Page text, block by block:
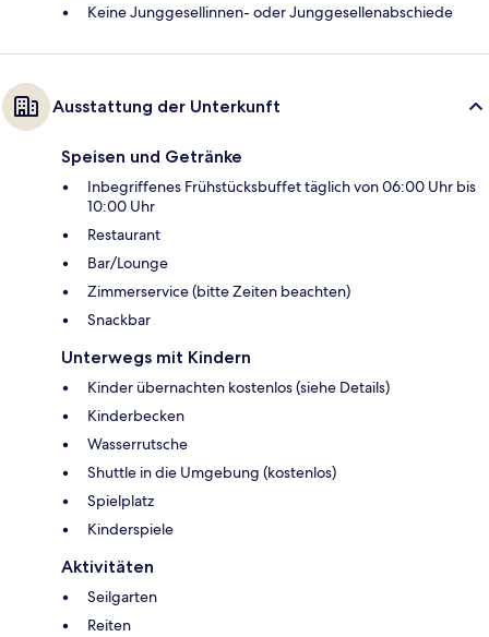
Keine Junggesellinnen- oder Junggesellenabschiede
Ausstattung der Unterkunft
Speisen und Getränke
Inbegriffenes Frühstücksbuffet täglich von 06:00 Uhr bis
10:00 Uhr
Restaurant
Bar/Lounge
Zimmerservice (bitte Zeiten beachten)
Snackbar
Unterwegs mit Kindern
Kinder übernachten kostenlos (siehe Details)
Kinderbecken
Wasserrutsche
Shuttle in die Umgebung (kostenlos)
Spielplatz
Kinderspiele
Aktivitäten
Seilgarten
Reiten